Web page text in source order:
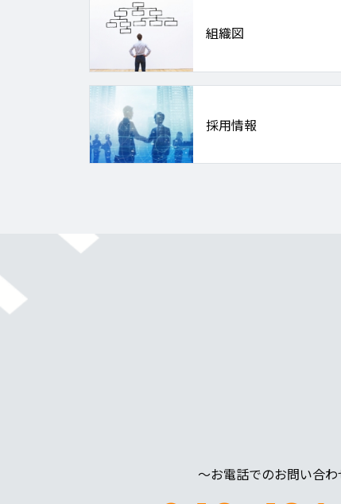
組織図
採用情報
～お電話でのお問い合